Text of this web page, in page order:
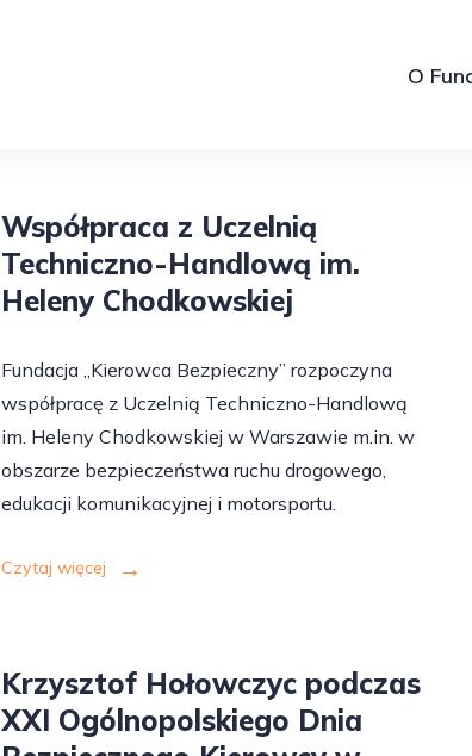
O
Współpraca z Uczelnią
Techniczno-Handlową im.
Heleny Chodkowskiej
Fundacja „Kierowca Bezpieczny” rozpoczyna
współpracę z Uczelnią Techniczno-Handlową
im. Heleny Chodkowskiej w Warszawie m.in. w
obszarze bezpieczeństwa ruchu drogowego,
edukacji komunikacyjnej i motorsportu.
Czytaj więcej
Krzysztof Hołowczyc podczas
XXI Ogólnopolskiego Dnia